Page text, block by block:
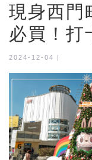
現身西門
必買！打
2024-12-04 |